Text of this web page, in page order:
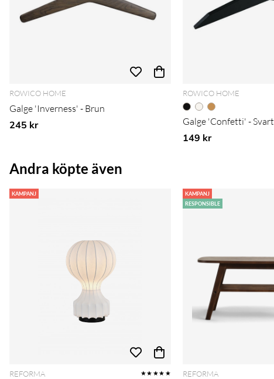
ROWICO HOME
Galge 'Inverness' - Brun
245 kr
ROWICO HOME
Galge 'Confetti' - Svart
149 kr
Andra köpte även
KAMPANJ
REFORMA ★★★★★
KAMPANJ
RESPONSIBLE
REFORMA